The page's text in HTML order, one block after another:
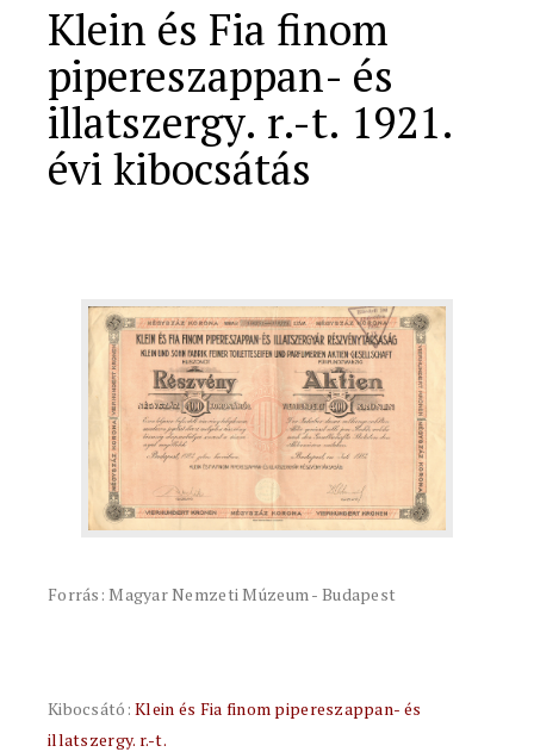
Klein és Fia finom
pipereszappan- és
illatszergy. r.-t. 1921.
évi kibocsátás
Forrás: Magyar Nemzeti Múzeum - Budapest
Kibocsátó:Klein és Fia finom pipereszappan- és
illatszergy. r.-t.